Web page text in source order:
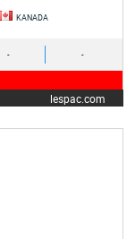
KANADA
- -
lespac.com